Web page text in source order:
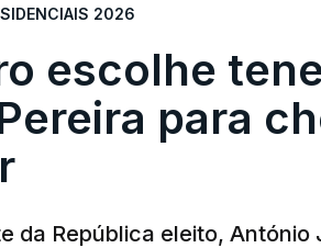
2026
escolhe
para
da República eleito,